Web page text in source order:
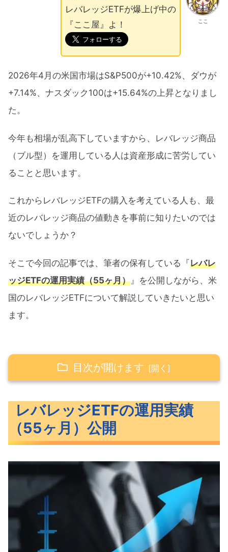
ここ
レバレッジETFが爆上げ中の
『ここ屋』よ！
2026年4月の米国市場はS&P500が+10.42%、ダウが
+7.14%、ナスダック100は+15.64%の上昇となりまし
た。
今年も相場が乱高下していますから、レバレッジ商品
（ブル型）を運用している人は資産形成に苦労してい
ることと思います。
これからレバレッジETFの購入を考えている人も、最
近のレバレッジ商品の値動きを事前に知りたいのでは
ないでしょうか？
そこで今回の記事では、筆者の保有している『レバレ
ッジETFの運用実績（55ヶ月） 』を公開しながら、米
国のレバレッジETFについて解説していきたいと思い
ます。
目次が開けます
筆者の保有しているレバレッジETF
レバレッジETFの運用実績
次に上昇したら一部は利確する
レバレッジETFとは
どんなレバレッジETFがあるの？
レバレッジETF運用実績公開『SPXL･
レバレッジETFの運用実績
（55ヶ月）公開